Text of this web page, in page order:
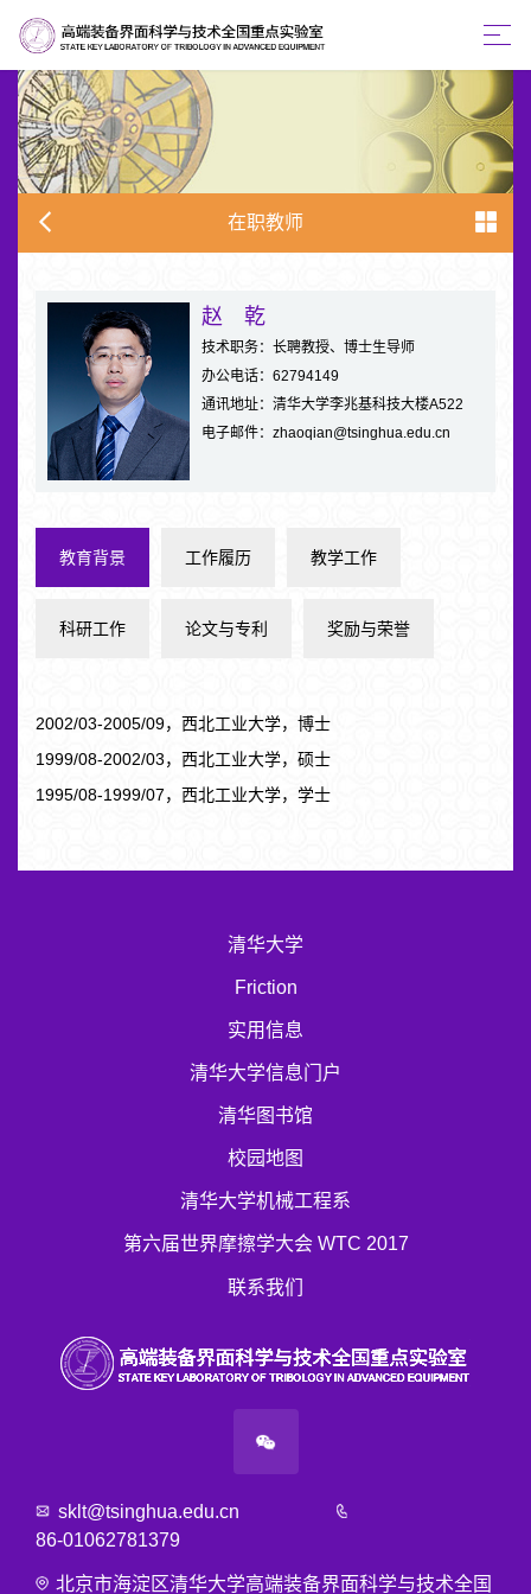
在职教师
赵 乾
技术职务：长聘教授、博士生导师
办公电话：62794149
通讯地址：清华大学李兆基科技大楼A522
电子邮件：zhaoqian@tsinghua.edu.cn
教育背景 工作履历 教学工作
科研工作 论文与专利 奖励与荣誉
2002/03-2005/09，西北工业大学，博士
1999/08-2002/03，西北工业大学，硕士
1995/08-1999/07，西北工业大学，学士
清华大学
Friction
实用信息
清华大学信息门户
清华图书馆
校园地图
清华大学机械工程系
第六届世界摩擦学大会 WTC 2017
联系我们
sklt@tsinghua.edu.cn
86-01062781379
北京市海淀区清华大学高端装备界面科学与技术全国